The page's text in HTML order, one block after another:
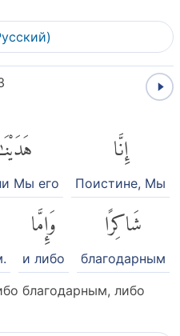
إِنَّا
Поистине, Мы
Мы его
شَاكِرًا
благодарным
وَإِمَّا
и либо
благодарным, либо